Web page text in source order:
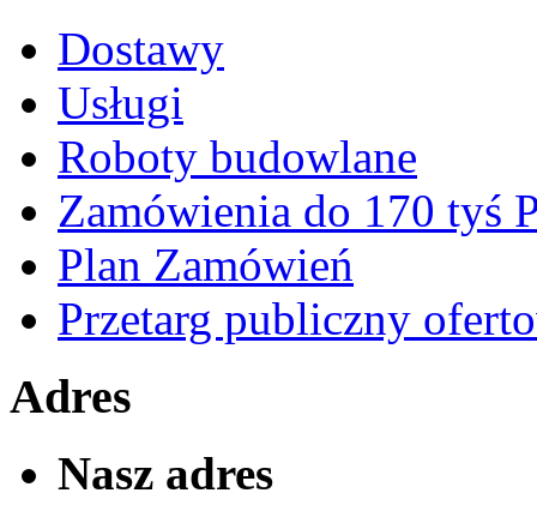
Dostawy
Usługi
Roboty budowlane
Zamówienia do 170 tyś
Plan Zamówień
Przetarg publiczny
Adres
Nasz adres